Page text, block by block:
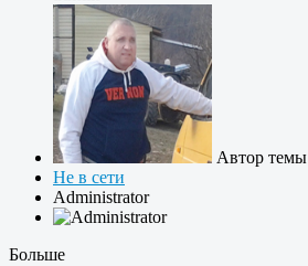
Автор темы
Не в сети
Administrator
Больше